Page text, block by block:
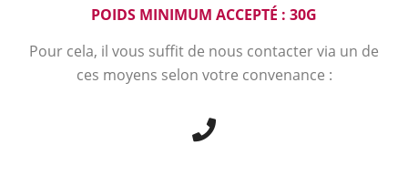
POIDS MINIMUM ACCEPTÉ : 30G
Pour cela, il vous suffit de nous contacter via un de
ces moyens selon votre convenance :